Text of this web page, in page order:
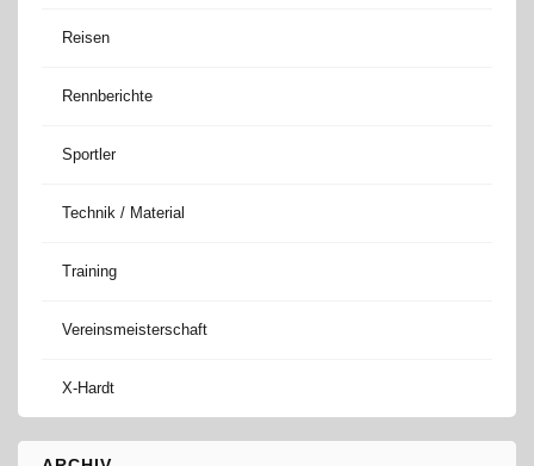
Reisen
Rennberichte
Sportler
Technik / Material
Training
Vereinsmeisterschaft
X-Hardt